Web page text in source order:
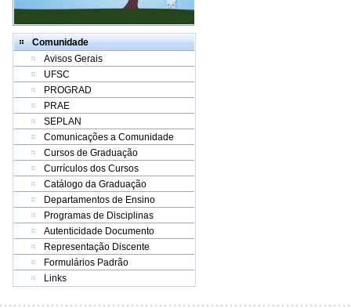
Comunidade
Avisos Gerais
UFSC
PROGRAD
PRAE
SEPLAN
Comunicações a Comunidade
Cursos de Graduação
Currículos dos Cursos
Catálogo da Graduação
Departamentos de Ensino
Programas de Disciplinas
Autenticidade Documento
Representação Discente
Formulários Padrão
Links